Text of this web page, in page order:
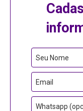
Company
Name
Seu Nome
Email
Whatsapp